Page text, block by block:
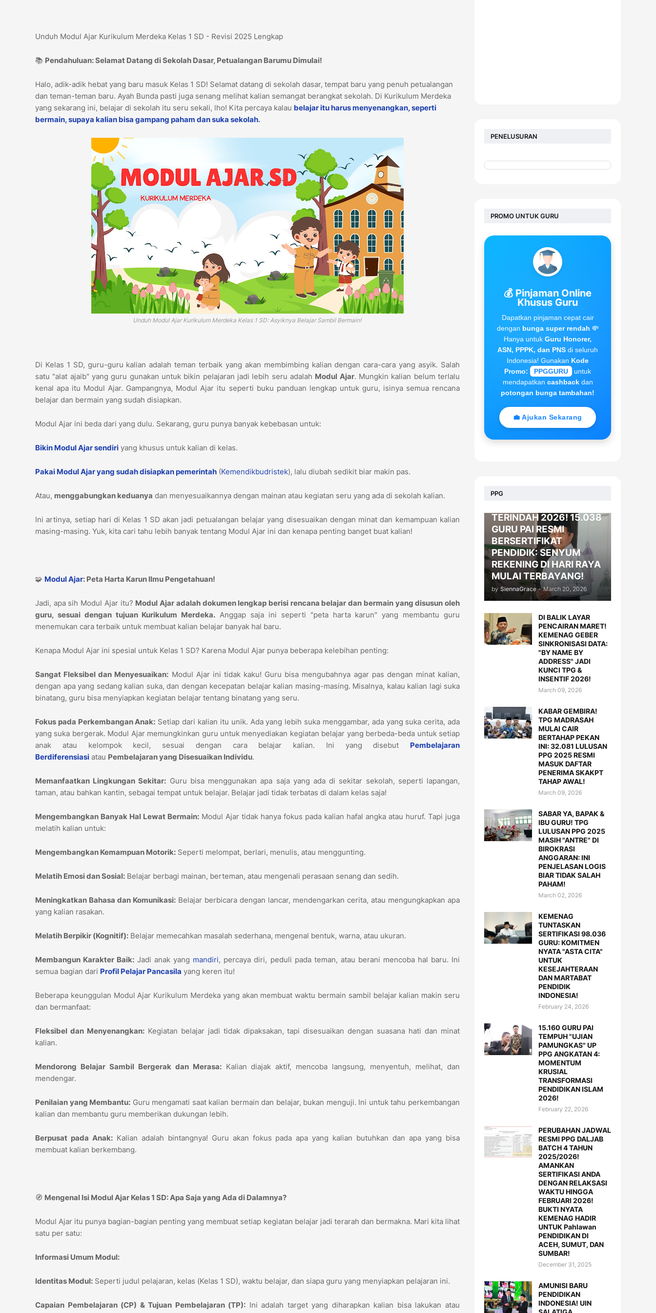
Unduh Modul Ajar Kurikulum Merdeka Kelas 1 SD - Revisi 2025 Lengkap
📚 Pendahuluan: Selamat Datang di Sekolah Dasar, Petualangan Barumu Dimulai!
Halo, adik-adik hebat yang baru masuk Kelas 1 SD! Selamat datang di sekolah dasar, tempat baru yang penuh petualangan
dan teman-teman baru. Ayah Bunda pasti juga senang melihat kalian semangat berangkat sekolah. Di Kurikulum Merdeka
yang sekarang ini, belajar di sekolah itu seru sekali, lho! Kita percaya kalau belajar itu harus menyenangkan, seperti
bermain, supaya kalian bisa gampang paham dan suka sekolah.
Unduh Modul Ajar Kurikulum Merdeka Kelas 1 SD: Asyiknya Belajar Sambil Bermain!
Di Kelas 1 SD, guru-guru kalian adalah teman terbaik yang akan membimbing kalian dengan cara-cara yang asyik. Salah
satu "alat ajaib" yang guru gunakan untuk bikin pelajaran jadi lebih seru adalah Modul Ajar. Mungkin kalian belum terlalu
kenal apa itu Modul Ajar. Gampangnya, Modul Ajar itu seperti buku panduan lengkap untuk guru, isinya semua rencana
belajar dan bermain yang sudah disiapkan.
Modul Ajar ini beda dari yang dulu. Sekarang, guru punya banyak kebebasan untuk:
Bikin Modul Ajar sendiri yang khusus untuk kalian di kelas.
Pakai Modul Ajar yang sudah disiapkan pemerintah (Kemendikbudristek), lalu diubah sedikit biar makin pas.
Atau, menggabungkan keduanya dan menyesuaikannya dengan mainan atau kegiatan seru yang ada di sekolah kalian.
Ini artinya, setiap hari di Kelas 1 SD akan jadi petualangan belajar yang disesuaikan dengan minat dan kemampuan kalian
masing-masing. Yuk, kita cari tahu lebih banyak tentang Modul Ajar ini dan kenapa penting banget buat kalian!
🧩 Modul Ajar: Peta Harta Karun Ilmu Pengetahuan!
Jadi, apa sih Modul Ajar itu? Modul Ajar adalah dokumen lengkap berisi rencana belajar dan bermain yang disusun oleh
guru, sesuai dengan tujuan Kurikulum Merdeka. Anggap saja ini seperti "peta harta karun" yang membantu guru
menemukan cara terbaik untuk membuat kalian belajar banyak hal baru.
Kenapa Modul Ajar ini spesial untuk Kelas 1 SD? Karena Modul Ajar punya beberapa kelebihan penting:
Sangat Fleksibel dan Menyesuaikan: Modul Ajar ini tidak kaku! Guru bisa mengubahnya agar pas dengan minat kalian,
dengan apa yang sedang kalian suka, dan dengan kecepatan belajar kalian masing-masing. Misalnya, kalau kalian lagi suka
binatang, guru bisa menyiapkan kegiatan belajar tentang binatang yang seru.
Fokus pada Perkembangan Anak: Setiap dari kalian itu unik. Ada yang lebih suka menggambar, ada yang suka cerita, ada
yang suka bergerak. Modul Ajar memungkinkan guru untuk menyediakan kegiatan belajar yang berbeda-beda untuk setiap
anak atau kelompok kecil, sesuai dengan cara belajar kalian. Ini yang disebut Pembelajaran
Berdiferensiasi atau Pembelajaran yang Disesuaikan Individu.
Memanfaatkan Lingkungan Sekitar: Guru bisa menggunakan apa saja yang ada di sekitar sekolah, seperti lapangan,
taman, atau bahkan kantin, sebagai tempat untuk belajar. Belajar jadi tidak terbatas di dalam kelas saja!
Mengembangkan Banyak Hal Lewat Bermain: Modul Ajar tidak hanya fokus pada kalian hafal angka atau huruf. Tapi juga
melatih kalian untuk:
Mengembangkan Kemampuan Motorik: Seperti melompat, berlari, menulis, atau menggunting.
Melatih Emosi dan Sosial: Belajar berbagi mainan, berteman, atau mengenali perasaan senang dan sedih.
Meningkatkan Bahasa dan Komunikasi: Belajar berbicara dengan lancar, mendengarkan cerita, atau mengungkapkan apa
yang kalian rasakan.
Melatih Berpikir (Kognitif): Belajar memecahkan masalah sederhana, mengenal bentuk, warna, atau ukuran.
Membangun Karakter Baik: Jadi anak yang mandiri, percaya diri, peduli pada teman, atau berani mencoba hal baru. Ini
semua bagian dari Profil Pelajar Pancasila yang keren itu!
Beberapa keunggulan Modul Ajar Kurikulum Merdeka yang akan membuat waktu bermain sambil belajar kalian makin seru
dan bermanfaat:
Fleksibel dan Menyenangkan:Kegiatan belajar jadi tidak dipaksakan, tapi disesuaikan dengan suasana hati dan minat
kalian.
Mendorong Belajar Sambil Bergerak dan Merasa:Kalian diajak aktif, mencoba langsung, menyentuh, melihat, dan
mendengar.
Penilaian yang Membantu: Guru mengamati saat kalian bermain dan belajar, bukan menguji. Ini untuk tahu perkembangan
kalian dan membantu guru memberikan dukungan lebih.
Berpusat pada Anak:Kalian adalah bintangnya! Guru akan fokus pada apa yang kalian butuhkan dan apa yang bisa
membuat kalian berkembang.
🧭 Mengenal Isi Modul Ajar Kelas 1 SD: Apa Saja yang Ada di Dalamnya?
Modul Ajar itu punya bagian-bagian penting yang membuat setiap kegiatan belajar jadi terarah dan bermakna. Mari kita lihat
satu per satu:
Informasi Umum Modul:
Identitas Modul: Seperti judul pelajaran, kelas (Kelas 1 SD), waktu belajar, dan siapa guru yang menyiapkan pelajaran ini.
Capaian Pembelajaran (CP) & Tujuan Pembelajaran (TP): Ini adalah target yang diharapkan kalian bisa lakukan atau
PENELUSURAN
PROMO UNTUK GURU
💰 Pinjaman Online
Khusus Guru
Dapatkan pinjaman cepat cair
dengan bunga super rendah 💸
Hanya untuk Guru Honorer,
ASN, PPPK, dan PNS di seluruh
Indonesia! Gunakan Kode
Promo:
PPGGURU
untuk
mendapatkan cashbackdan
potongan bunga tambahan!
💼 Ajukan Sekarang
PPG
BERITA
TERINDAH 2026! 15.038
GURU PAI RESMI
BERSERTIFIKAT
PENDIDIK: SENYUM
REKENING DI HARI RAYA
MULAI TERBAYANG!
by SiennaGrace - March 20, 2026
DI BALIK LAYAR
PENCAIRAN MARET!
KEMENAG GEBER
SINKRONISASI DATA:
"BY NAME BY
ADDRESS" JADI
KUNCI TPG &
INSENTIF 2026!
March 09, 2026
KABAR GEMBIRA!
TPG MADRASAH
MULAI CAIR
BERTAHAP PEKAN
INI: 32.081 LULUSAN
PPG 2025 RESMI
MASUK DAFTAR
PENERIMA SKAKPT
TAHAP AWAL!
March 09, 2026
SABAR YA, BAPAK &
IBU GURU! TPG
LULUSAN PPG 2025
MASIH "ANTRE" DI
BIROKRASI
ANGGARAN: INI
PENJELASAN LOGIS
BIAR TIDAK SALAH
PAHAM!
March 02, 2026
KEMENAG
TUNTASKAN
SERTIFIKASI 98.036
GURU: KOMITMEN
NYATA "ASTA CITA"
UNTUK
KESEJAHTERAAN
DAN MARTABAT
PENDIDIK
INDONESIA!
February 24, 2026
15.160 GURU PAI
TEMPUH "UJIAN
PAMUNGKAS" UP
PPG ANGKATAN 4:
MOMENTUM
KRUSIAL
TRANSFORMASI
PENDIDIKAN ISLAM
2026!
February 22, 2026
PERUBAHAN JADWAL
RESMI PPG DALJAB
BATCH 4 TAHUN
2025/2026!
AMANKAN
SERTIFIKASI ANDA
DENGAN RELAKSASI
WAKTU HINGGA
FEBRUARI 2026!
BUKTI NYATA
KEMENAG HADIR
UNTUK Pahlawan
PENDIDIKAN DI
ACEH, SUMUT, DAN
SUMBAR!
December 31, 2025
AMUNISI BARU
PENDIDIKAN
INDONESIA! UIN